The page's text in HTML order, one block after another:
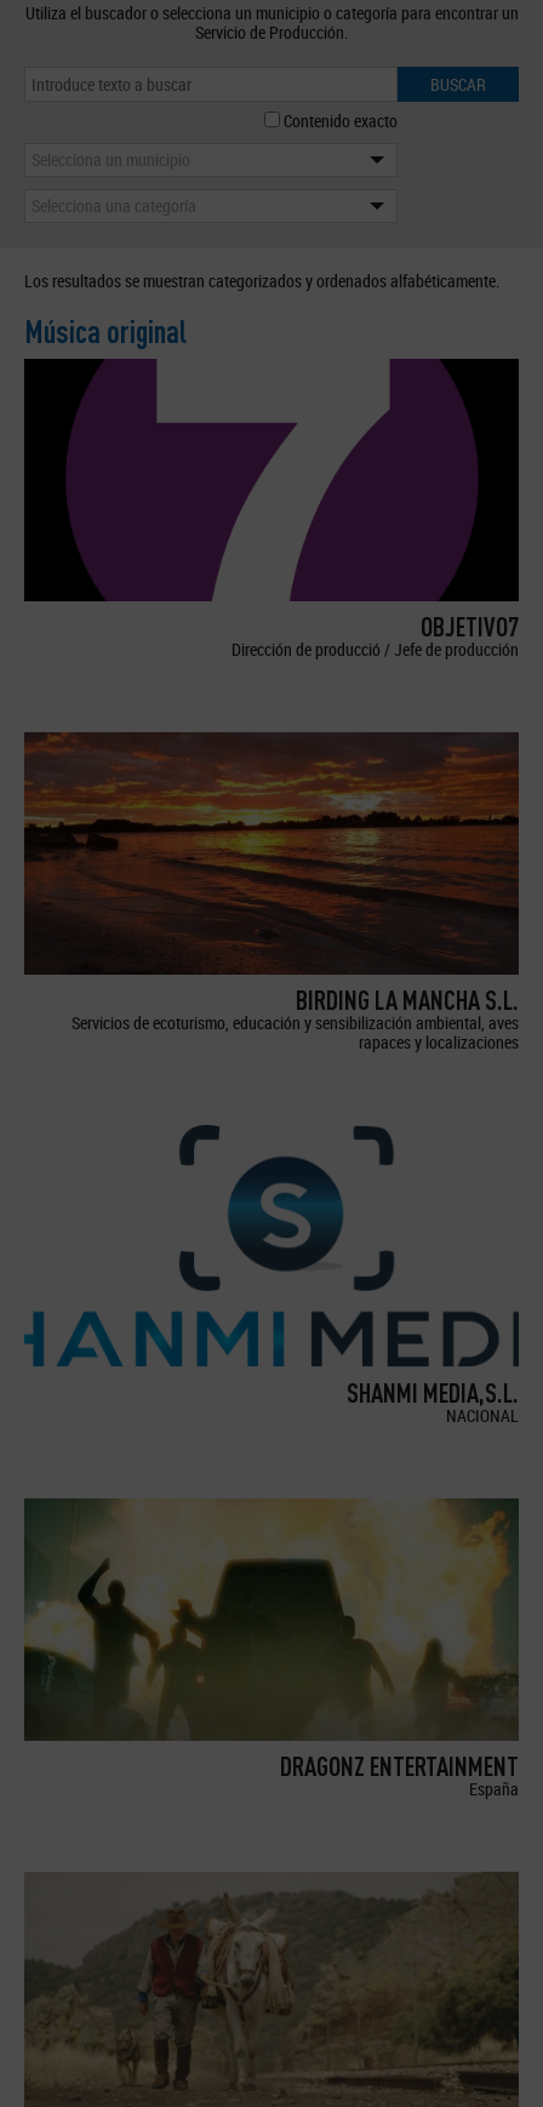
Utiliza el buscador o selecciona un municipio o categoría para encontrar un
Servicio de Producción.
BUSCAR
Contenido exacto
Selecciona un municipio
Selecciona una categoría
Los resultados se muestran categorizados y ordenados alfabéticamente.
Música original
OBJETIVO7
Dirección de producció / Jefe de producción
BIRDING LA MANCHA S.L.
Servicios de ecoturismo, educación y sensibilización ambiental, aves
rapaces y localizaciones
SHANMI MEDIA,S.L.
NACIONAL
DRAGONZ ENTERTAINMENT
España